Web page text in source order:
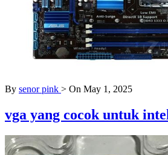
By senor pink > On May 1, 2025
vga yang cocok untuk